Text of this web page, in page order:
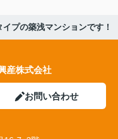
プの築浅マンションです！
産株式会社
お問い合わせ